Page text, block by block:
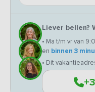
Liever bellen?
• Ma t/m vr van
en binnen 3
• Dit